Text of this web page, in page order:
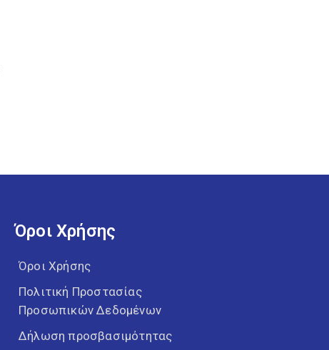
Όροι Χρήσης
Όροι Χρήσης
Πολιτική Προστασίας
Προσωπικών Δεδομένων
Δήλωση προσβασιμότητας